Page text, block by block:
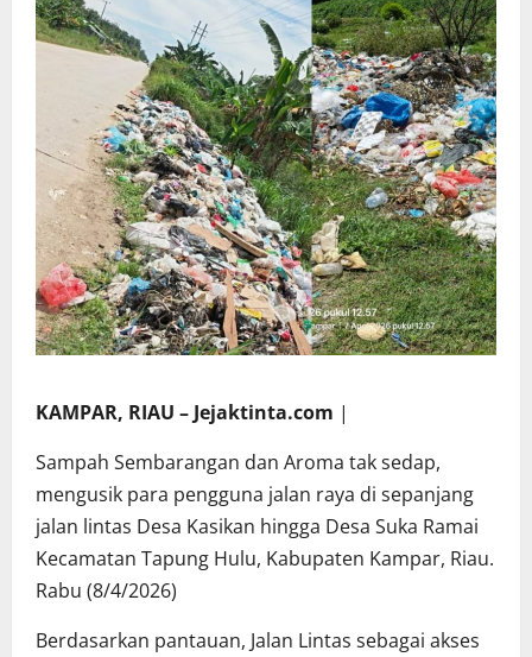
KAMPAR, RIAU – Jejaktinta.com |
Sampah Sembarangan dan Aroma tak sedap,
mengusik para pengguna jalan raya di sepanjang
jalan lintas Desa Kasikan hingga Desa Suka Ramai
Kecamatan Tapung Hulu, Kabupaten Kampar, Riau.
Rabu (8/4/2026)
Berdasarkan pantauan, Jalan Lintas sebagai akses